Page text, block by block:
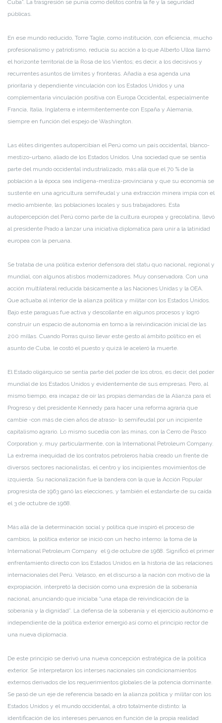
Cuba”. La trasgresión se punía como delitos contra la fe y la seguridad
públicas.
En ese mundo reducido, Torre Tagle, como institución, con eficiencia, mucho
profesionalismo y patriotismo, reducía su acción a lo que Alberto Ulloa llamó
el horizonte territorial de la Rosa de los Vientos; es decir, a los decisivos y
recurrentes asuntos de límites y fronteras. Añadía a esa agenda una
prioritaria y dependiente vinculación con los Estados Unidos y una
complementaria vinculación positiva con Europa Occidental, especialmente
Francia, Italia, Inglaterra e intermitentemente con España y Alemania,
siempre en función del espejo de Washington.
Las élites dirigentes autopercibían el Perú como un país occidental, blanco-
mestizo-urbano, aliado de los Estados Unidos. Una sociedad que se sentía
parte del mundo occidental industrializado, más allá que el 70 % de la
población a la época sea indígena-mestiza-provinciana y que su economía se
sustente en una agricultura semifeudal y una extracción minera impía con el
medio ambiente, las poblaciones locales y sus trabajadores. Esta
autopercepción del Perú como parte de la cultura europea y grecolatina, llevó
al presidente Prado a lanzar una iniciativa diplomática para unir a la latinidad
europea con la peruana.
Se trataba de una política exterior defensora del statu quo nacional, regional y
mundial, con algunos atisbos modernizadores. Muy conservadora. Con una
acción multilateral reducida básicamente a las Naciones Unidas y la OEA.
Que actuaba al interior de la alianza política y militar con los Estados Unidos.
Bajo este paraguas fue activa y descollante en algunos procesos y logró
construir un espacio de autonomía en torno a la reivindicación inicial de las
200 millas. Cuando Porras quiso llevar este gesto al ámbito político en el
asunto de Cuba, le costó el puesto y quizá le aceleró la muerte.
El Estado oligárquico se sentía parte del poder de los otros, es decir, del poder
mundial de los Estados Unidos y evidentemente de sus empresas. Pero, al
mismo tiempo, era incapaz de oír las propias demandas de la Alianza para el
Progreso y del presidente Kennedy para hacer una reforma agraria que
cambie -con más de cien años de atraso- lo semifeudal por un incipiente
capitalismo agrario. Lo mismo sucedía con las minas, con la Cerro de Pasco
Corporation y, muy particularmente, con la International Petroleum Company.
La extrema inequidad de los contratos petroleros había creado un frente de
diversos sectores nacionalistas, el centro y los incipientes movimientos de
izquierda. Su nacionalización fue la bandera con la que la Acción Popular
progresista de 1963 ganó las elecciones, y también el estandarte de su caída
el 3 de octubre de 1968.
Más allá de la determinación social y política que inspiró el proceso de
cambios, la política exterior se inició con un hecho interno: la toma de la
International Petroleum Company el 9 de octubre de 1968. Significó el primer
enfrentamiento directo con los Estados Unidos en la historia de las relaciones
internacionales del Perú. Velasco, en el discurso a la nación con motivo de la
expropiación, interpretó la decisión como una expresión de la soberanía
nacional, anunciando que iniciaba “una etapa de reivindicación de la
soberanía y la dignidad”. La defensa de la soberanía y el ejercicio autónomo e
independiente de la política exterior emergió así como el principio rector de
una nueva diplomacia.
De este principio se derivó una nueva concepción estratégica de la política
exterior. Se interpretaron los interses nacionales sin condicionamientos
externos derivados de los requerimientos globales de la potencia dominante.
Se pasó de un eje de referencia basado en la alianza política y militar con los
Estados Unidos y el mundo occidental, a otro totalmente distinto: la
identificación de los intereses peruanos en función de la propia realidad